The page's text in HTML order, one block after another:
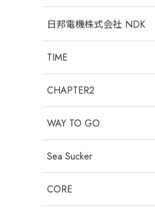
日邦電機株式会社 NDK
TIME
CHAPTER2
WAY TO GO
Sea Sucker
CORE